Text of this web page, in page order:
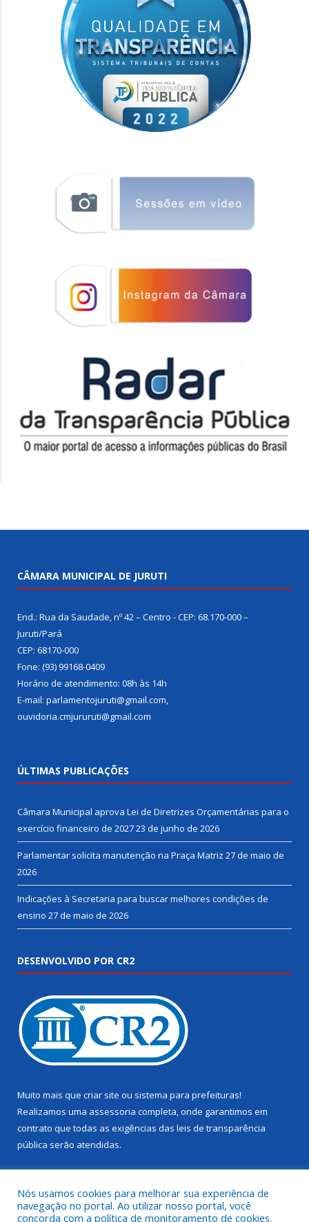
CÂMARA MUNICIPAL DE JURUTI
End.: Rua da Saudade, nº 42 – Centro - CEP: 68.170-000 –
Juruti/Pará
CEP: 68170-000
Fone: (93) 99168-0409
Horário de atendimento: 08h às 14h
E-mail: parlamentojuruti@gmail.com,
ouvidoria.cmjururuti@gmail.com
ÚLTIMAS PUBLICAÇÕES
Câmara Municipal aprova Lei de Diretrizes Orçamentárias para o
exercício financeiro de 202723 de junho de 2026
Parlamentar solicita manutenção na Praça Matriz 27 de maio de
2026
Indicações à Secretaria para buscar melhores condições de
ensino 27 de maio de 2026
DESENVOLVIDO POR CR2
Muito mais que criar site ou sistema para prefeituras!
Realizamos uma assessoria completa, onde garantimos em
contrato que todas as exigências das leis de transparência
pública serão atendidas.
Nós usamos cookies para melhorar sua experiência de
navegação no portal. Ao utilizar nosso portal, você
concorda com a política de monitoramento de cookies.